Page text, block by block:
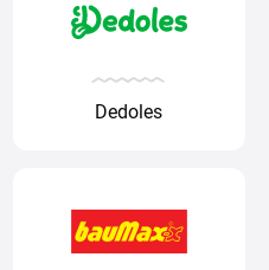
Dedoles